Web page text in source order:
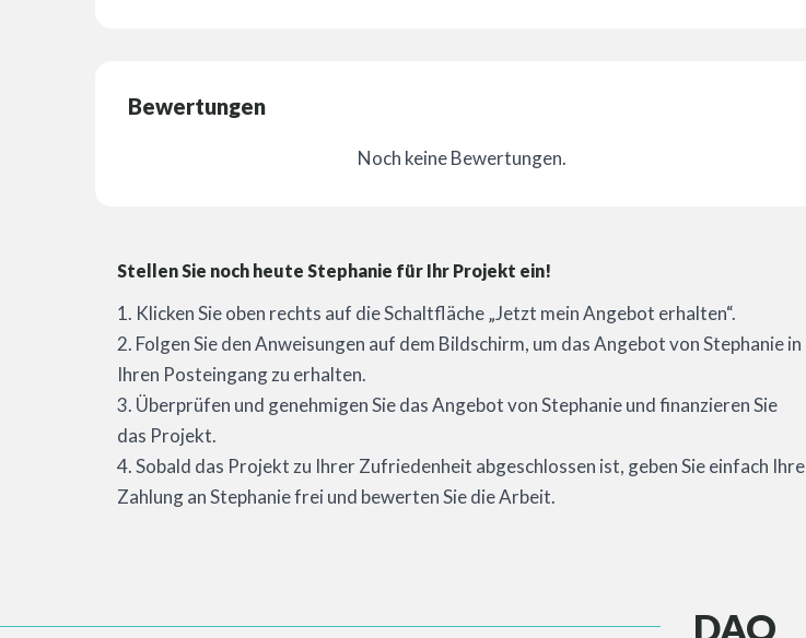
Bewertungen
Noch keine Bewertungen.
Stellen Sie noch heute Stephanie für Ihr Projekt ein!
1. Klicken Sie oben rechts auf die Schaltfläche „Jetzt mein Angebot erhalten“.
2. Folgen Sie den Anweisungen auf dem Bildschirm, um das Angebot von Stephanie in
Ihren Posteingang zu erhalten.
3. Überprüfen und genehmigen Sie das Angebot von Stephanie und finanzieren Sie
das Projekt.
4. Sobald das Projekt zu Ihrer Zufriedenheit abgeschlossen ist, geben Sie einfach Ihre
Zahlung an Stephanie frei und bewerten Sie die Arbeit.
DAQ